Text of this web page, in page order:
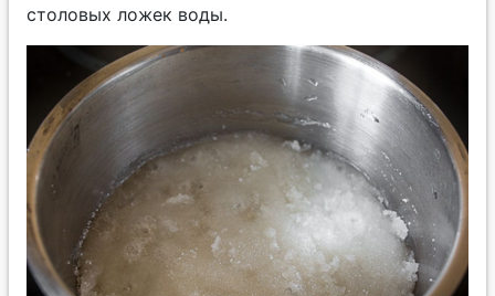
столовых ложек воды.